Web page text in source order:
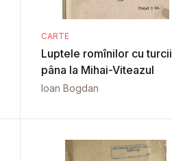
CARTE
Luptele romînilor cu turcii
pâna la Mihai-Viteazul
Ioan Bogdan